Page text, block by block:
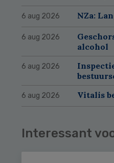
6 aug 2026 NZa:
6 aug 2026
alcohol
6 aug 2026
6 aug 2026 Vitalis
Interessant